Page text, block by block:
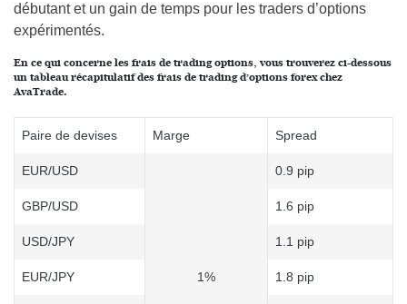
débutant et un gain de temps pour les traders d’options
expérimentés.
En ce qui concerne les frais de trading options, vous trouverez ci-dessous
un tableau récapitulatif des frais de trading d’options forex chez
AvaTrade.
Paire de devises Marge Spread
EUR/USD
1%
0.9 pip
GBP/USD 1.6 pip
USD/JPY 1.1 pip
EUR/JPY 1.8 pip